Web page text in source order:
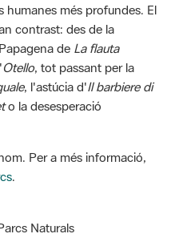
Otello, tot passant per la
, l'astúcia d' Il barbiere di
o la desesperació
Per a més informació,
Naturals
clàssica,